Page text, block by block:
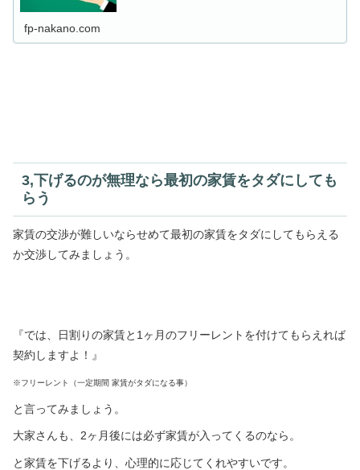
fp-nakano.com
3,下げるのが無理なら最初の家賃をタダにしても
らう
家賃の交渉が難しいならせめて最初の家賃をタダにしてもらえる
か交渉してみましょう。
『では、日割りの家賃と1ヶ月のフリーレントを付けてもらえれば
契約しますよ！』
※フリーレント（一定期間 家賃がタダになる事）
と言ってみましょう。
大家さんも、2ヶ月後には必ず家賃が入ってくるのなら。
と家賃を下げるより、心理的に応じてくれやすいです。